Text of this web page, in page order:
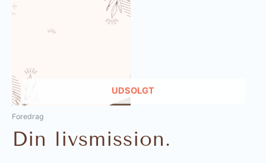
UDSOLGT
Foredrag
Din livsmission.